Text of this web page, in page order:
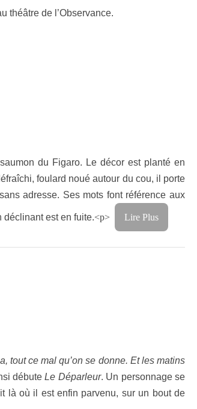
théâtre de l’Observance.
du Figaro. Le décor est planté en
foulard noué autour du cou, il porte
adresse. Ses mots font référence aux
déclinant est en fuite.<p> Lire Plus
tout ce mal qu’on se donne. Et les matins
débuteLe Déparleur. Un personnage se
là où il est enfin parvenu, sur un bout de